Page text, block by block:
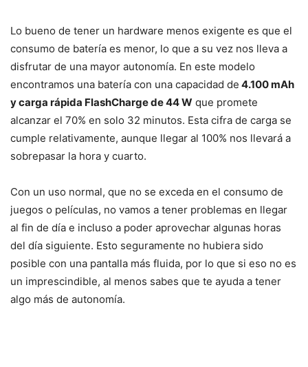
Lo bueno de tener un hardware menos exigente es que el
consumo de batería es menor, lo que a su vez nos lleva a
disfrutar de una mayor autonomía. En este modelo
encontramos una batería con una capacidad de 4.100 mAh
y carga rápida FlashCharge de 44 W que promete
alcanzar el 70% en solo 32 minutos. Esta cifra de carga se
cumple relativamente, aunque llegar al 100% nos llevará a
sobrepasar la hora y cuarto.
Con un uso normal, que no se exceda en el consumo de
juegos o películas, no vamos a tener problemas en llegar
al fin de día e incluso a poder aprovechar algunas horas
del día siguiente. Esto seguramente no hubiera sido
posible con una pantalla más fluida, por lo que si eso no es
un imprescindible, al menos sabes que te ayuda a tener
algo más de autonomía.